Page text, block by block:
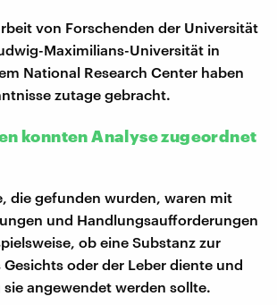
von Forschenden der Universität
Maximilians-Universität in
National Research Center haben
zutage gebracht.
konnten Analyse zugeordnet
die gefunden wurden, waren mit
und Handlungsaufforderungen
ob eine Substanz zur
oder der Leber diente und
sie angewendet werden sollte.